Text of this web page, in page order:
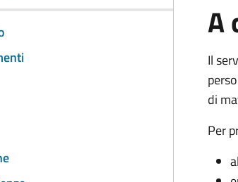
A
Il
di
Per